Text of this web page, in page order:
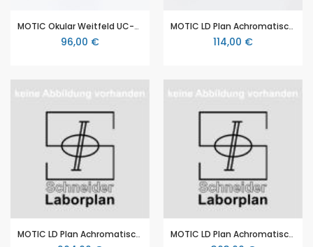
MOTIC Okular Weitfeld UC-WF10X/22mm, fokussierbar mit Dioptrieneinstellung, für MOTIC Panthera C, TEC MAT
96,00 €
MOTIC LD Plan Achromatisches Objektiv LD PL 5X/0,13 (WD=20,3mm)(aufrecht)
114,00 €
MOTIC LD Plan Achromatisches Objektiv LD PL 10X/0,25 (WD=17.5mm)(aufrecht) MOTIC LD Plan Achromatisches Objektiv LD PL 20X/0.4 (WD=8.1mm)(aufrecht)